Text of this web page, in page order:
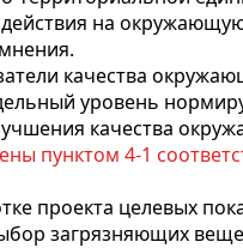
на окружающую
качества
уровень
качества
пунктом 4-1
проекта целевых
загрязняющих